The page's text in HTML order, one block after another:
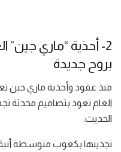
2- أحذية “ماري جين”
بروح جديدة
منذ عقود وأحذية ماري جين
العام تعود بتصاميم محدثة
الحديث.
تجدينها بكعوب متوسطة